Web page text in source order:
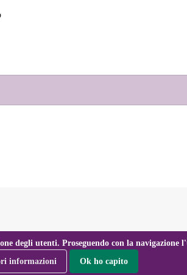
degli utenti. Proseguendo con la
informazioni
Ok ho capito